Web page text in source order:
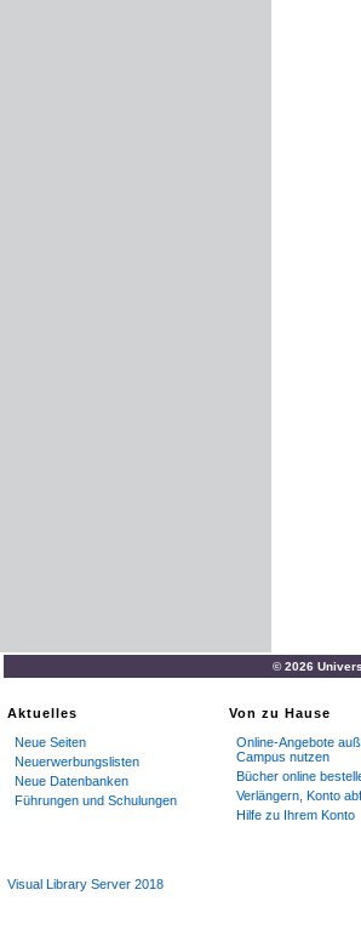
© 2026
Aktuelles
Neue Seiten
Neuerwerbungslisten
Neue Datenbanken
Führungen und Schulungen
Von zu Hause
Online-Angebote
Campus nutzen
Bücher online
Verlängern, Konto
Hilfe zu Ihrem Konto
Visual Library Server 2018